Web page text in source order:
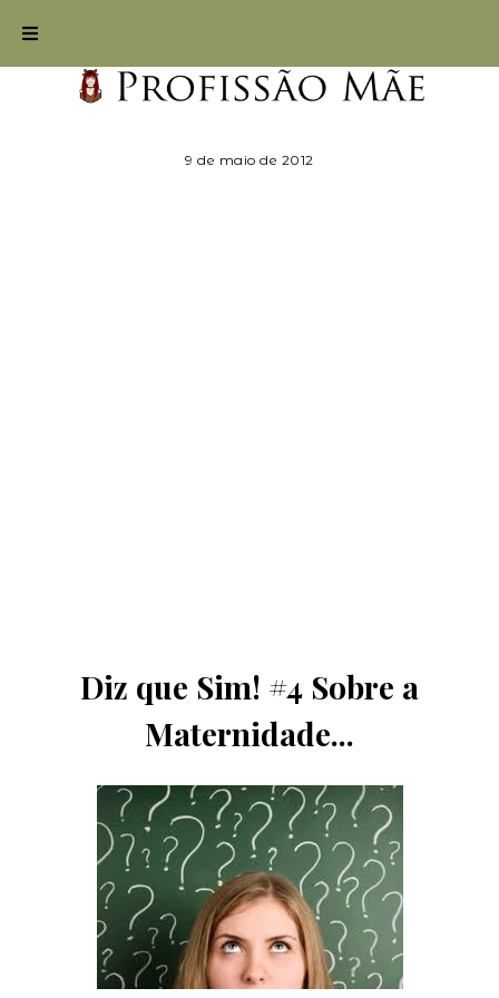
9 de maio de 2012
Diz que Sim! #4 Sobre a
Maternidade...